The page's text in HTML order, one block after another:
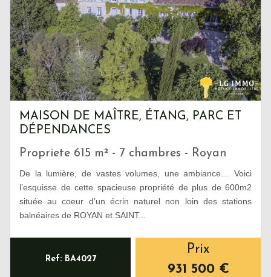
MAISON DE MAÎTRE, ÉTANG, PARC ET
DÉPENDANCES
Propriete 615 m² - 7 chambres - Royan
De la lumière, de vastes volumes, une ambiance… Voici
l’esquisse de cette spacieuse propriété de plus de 600m2
située au coeur d’un écrin naturel non loin des stations
balnéaires de ROYAN et SAINT...
Ref: BA4027
Prix
931 500 €